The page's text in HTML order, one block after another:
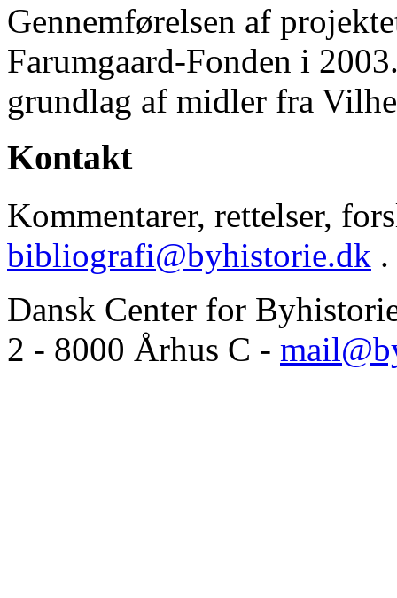
Gennemførelsen af
Farumgaard-Fonden i
grundlag af midler fra
Kontakt
Kommentarer, rettelser,
bibliografi@byhistorie.dk .
Dansk Center for
2 - 8000 Århus C -